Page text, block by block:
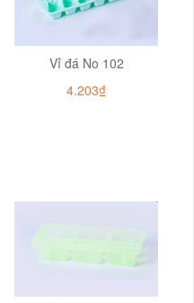
Vỉ đá No 102
4.203₫